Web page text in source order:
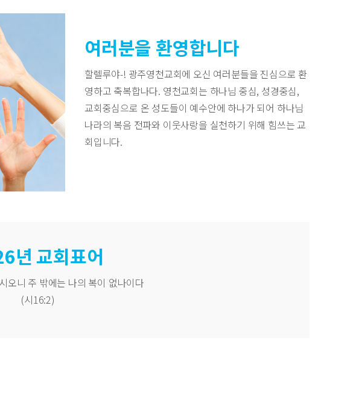
여러분을 환영합니다
할렐루야-! 광주영천교회에 오신 여러분들을 진심으로 환
영하고 축복합나다. 영천교회는 하나님 중심, 성경중심,
교회중심으로 온 성도들이 예수안에 하나가 되어 하나님
나라의 복음 전파와 이웃사랑을 실천하기 위해 힘쓰는 교
회입니다.
년 교회표어
오니 주 밖에는 나의 복이 없나이다
(시16:2)